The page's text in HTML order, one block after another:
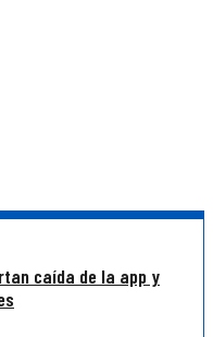
caída de la app y